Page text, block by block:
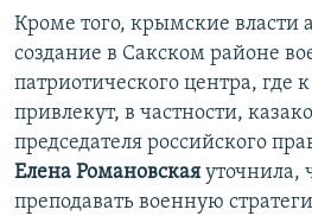
Кроме того, крымские власти
создание в Сакском районе
патриотического центра, где
привлекут, в частности,
председателя российского
Елена Романовская уточнила,
преподавать военную